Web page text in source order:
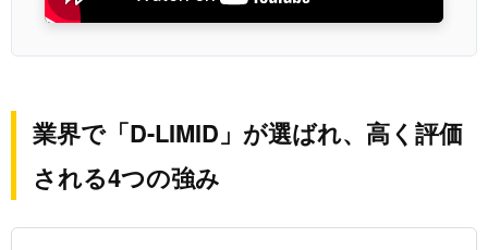
業界で「D-LIMID」が選ばれ、高く評価
される4つの強み